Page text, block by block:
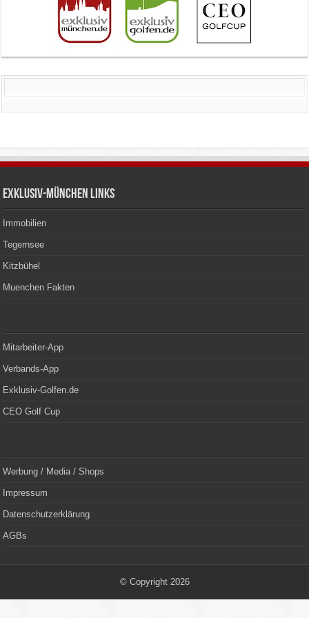
Exklusiv-München Links
Immobilien
Tegernsee
Kitzbühel
Muenchen Fakten
Mitarbeiter-App
Verbands-App
Exklusiv-Golfen.de
CEO Golf Cup
Werbung / Media / Shops
Impressum
Datenschutzerklärung
AGBs
© Copyright 2026